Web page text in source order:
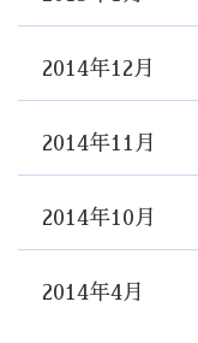
2014年12月
2014年11月
2014年10月
2014年4月